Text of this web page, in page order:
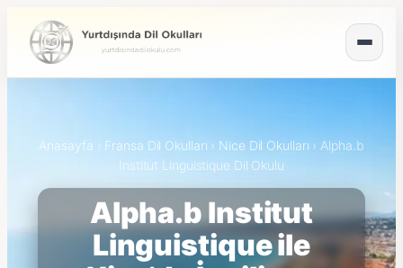
Anasayfa › Fransa Dil Okulları › Nice Dil Okulları › Alpha.b
Institut Linguistique Dil Okulu
Alpha.b Institut
Linguistique ile